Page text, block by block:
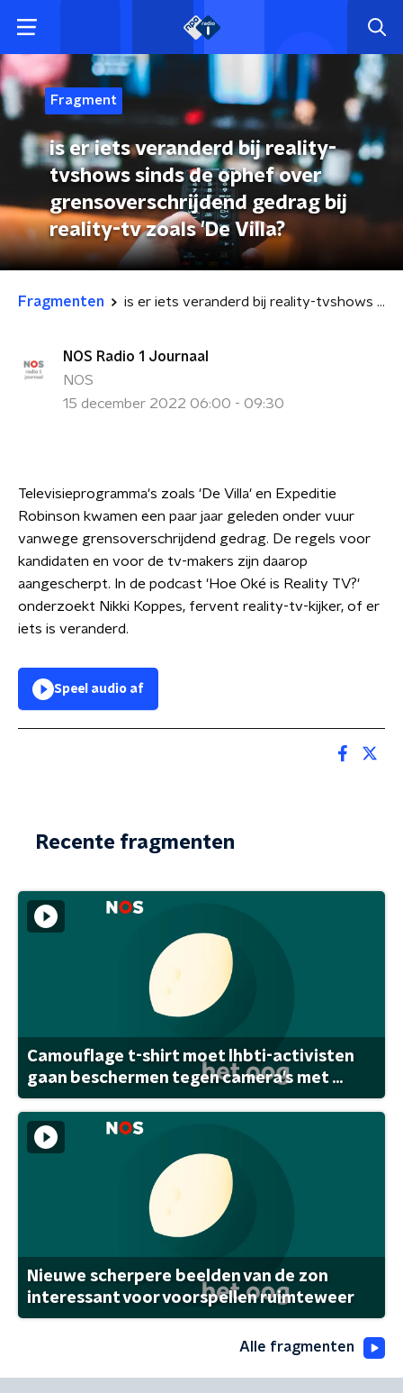
Fragment
is er iets veranderd bij reality-
tvshows sinds de ophef over
grensoverschrijdend gedrag bij
reality-tv zoals 'De Villa?
Fragmenten is er iets veranderd bij reality-tvshows sinds de ophef over grensoverschrijdend gedrag bij reality-tv zoals 'De Villa?
NOS Radio 1 Journaal
NOS
15 december 2022 06:00 - 09:30
Televisieprogramma's zoals 'De Villa' en Expeditie
Robinson kwamen een paar jaar geleden onder vuur
vanwege grensoverschrijdend gedrag. De regels voor
kandidaten en voor de tv-makers zijn daarop
aangescherpt. In de podcast 'Hoe Oké is Reality TV?'
onderzoekt Nikki Koppes, fervent reality-tv-kijker, of er
iets is veranderd.
Speel audio af
Recente fragmenten
Camouflage t-shirt moet lhbti-activisten
gaan beschermen tegen camera's met ...
Nieuwe scherpere beelden van de zon
interessant voor voorspellen ruimteweer
Alle fragmenten